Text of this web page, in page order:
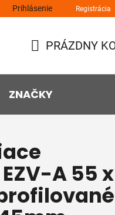
Prihlásenie Registrácia
KOŠÍK
PRÁZDNY
ZNAČKY
A 55 x